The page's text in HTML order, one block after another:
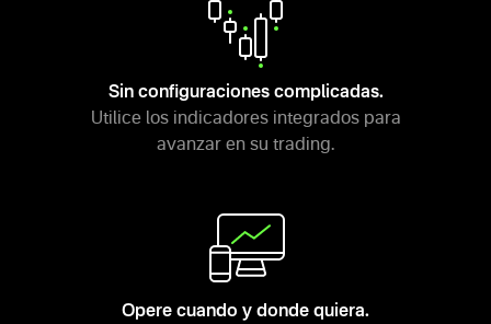
Sin configuraciones complicadas.
Utilice los indicadores integrados para
avanzar en su trading.
Opere cuando y donde quiera.